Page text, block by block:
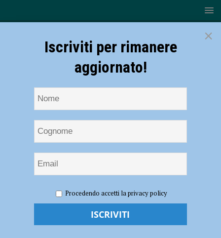
Emilia Romagna via alle prenotazioni per tutti i 50enni
Vaccini anti Covid, in Emilia Romagna via
×
Iscriviti per rimanere
aggiornato!
Procedendo accetti la privacy policy